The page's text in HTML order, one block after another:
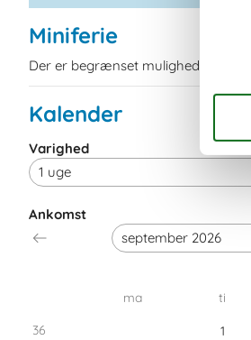
Miniferie
Der er begrænset mulighed for
Kalender
Ankomst
ma
ti
36
1
Varighed